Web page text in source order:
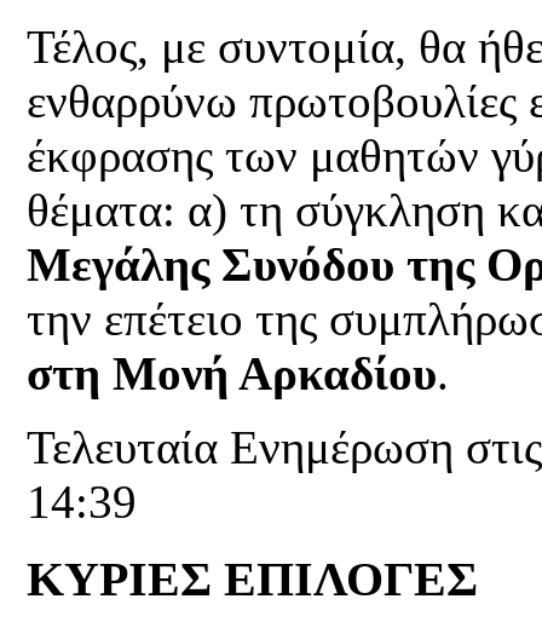
Τέλος, με συντομία, θα
ενθαρρύνω πρωτοβουλίες
έκφρασης των μαθητών
θέματα: α) τη σύγκληση
Μεγάλης Συνόδου της
την επέτειο της
στη Μονή Αρκαδίου.
Τελευταία Ενημέρωση
14:39
ΚΥΡΙΕΣ ΕΠΙΛΟΓΕΣ